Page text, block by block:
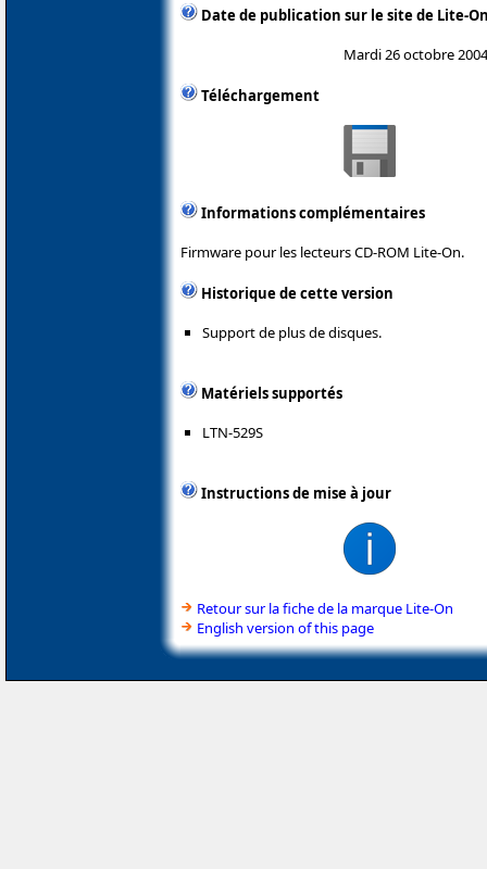
Date de publication sur le site de Lite-
Mardi 26 octobre 2004
Téléchargement
Informations complémentaires
Firmware pour les lecteurs CD-ROM Lite-On.
Historique de cette version
Support de plus de disques.
Matériels supportés
LTN-529S
Instructions de mise à jour
Retour sur la fiche de la marque Lite-On
English version of this page